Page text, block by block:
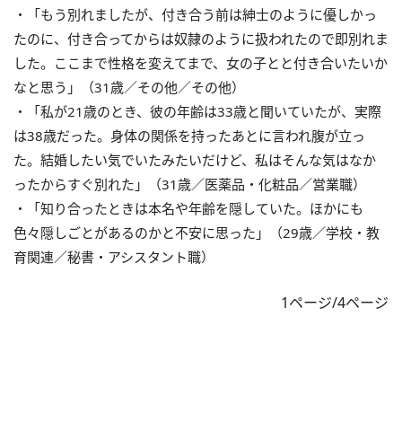
・「もう別れましたが、付き合う前は紳士のように優しかっ
たのに、付き合ってからは奴隷のように扱われたので即別れま
した。ここまで性格を変えてまで、女の子とと付き合いたいか
なと思う」（31歳／その他／その他）
・「私が21歳のとき、彼の年齢は33歳と聞いていたが、実際
は38歳だった。身体の関係を持ったあとに言われ腹が立っ
た。結婚したい気でいたみたいだけど、私はそんな気はなか
ったからすぐ別れた」（31歳／医薬品・化粧品／営業職）
・「知り合ったときは本名や年齢を隠していた。ほかにも
色々隠しごとがあるのかと不安に思った」（29歳／学校・教
育関連／秘書・アシスタント職）
1ページ/4ページ